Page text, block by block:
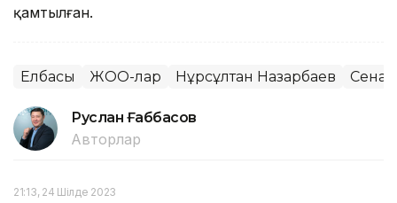
қамтылған.
Елбасы ЖОО-лар Нұрсұлтан Назарбаев Сенат
Руслан Ғаббасов
Авторлар
21:13, 24 Шілде 2023